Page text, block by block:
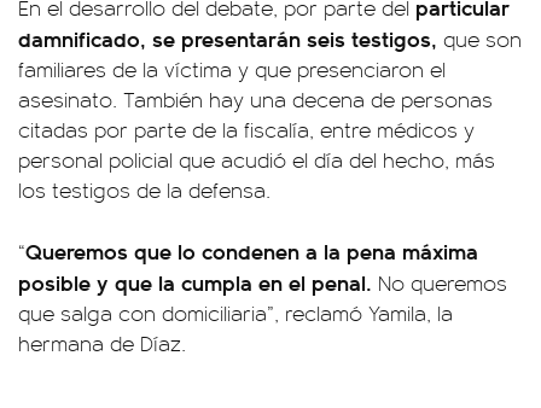
En el desarrollo del debate, por parte del particular
damnificado, se presentarán seis testigos, que son
familiares de la víctima y que presenciaron el
asesinato. También hay una decena de personas
citadas por parte de la fiscalía, entre médicos y
personal policial que acudió el día del hecho, más
los testigos de la defensa.
“Queremos que lo condenen a la pena máxima
posible y que la cumpla en el penal. No queremos
que salga con domiciliaria”, reclamó Yamila, la
hermana de Díaz.